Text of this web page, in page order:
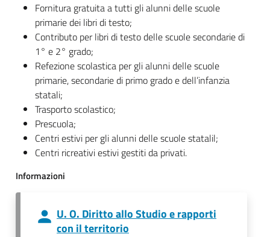
Fornitura gratuita a tutti gli alunni delle scuole
primarie dei libri di testo;
Contributo per libri di testo delle scuole secondarie di
1° e 2° grado;
Refezione scolastica per gli alunni delle scuole
primarie, secondarie di primo grado e dell’infanzia
statali;
Trasporto scolastico;
Prescuola;
Centri estivi per gli alunni delle scuole statalil;
Centri ricreativi estivi gestiti da privati.
Informazioni
U. O. Diritto allo Studio e rapporti
con il territorio